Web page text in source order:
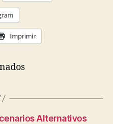
Imprimir
Alternativos